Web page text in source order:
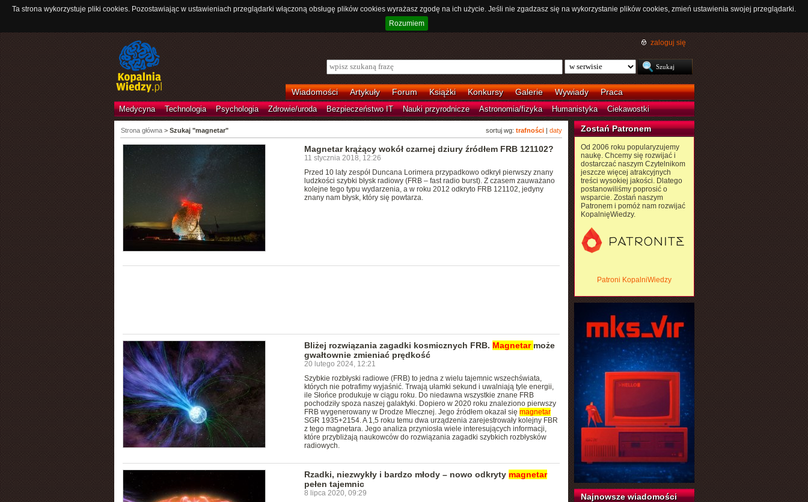
Ta strona wykorzystuje pliki cookies. Pozostawiając w ustawieniach przeglądarki włączoną obsługę plików cookies wyrażasz zgodę na ich użycie. Jeśli nie zgadzasz się na wykorzystanie plików cookies, zmień ustawienia swojej przeglądarki.
Rozumiem
zaloguj się
Wiadomości Artykuły Forum Książki Konkursy Galerie Wywiady Praca
Medycyna Technologia Psychologia Zdrowie/uroda Bezpieczeństwo IT Nauki przyrodnicze Astronomia/fizyka Humanistyka Ciekawostki
sortuj wg: trafności| daty
Strona główna> Szukaj "magnetar"
Magnetar krążący wokół czarnej dziury źródłem FRB 121102?
11 stycznia 2018, 12:26
Przed 10 laty zespół Duncana Lorimera przypadkowo odkrył pierwszy znany
ludzkości szybki błysk radiowy (FRB – fast radio burst). Z czasem zauważano
kolejne tego typu wydarzenia, a w roku 2012 odkryto FRB 121102, jedyny
znany nam błysk, który się powtarza.
Bliżej rozwiązania zagadki kosmicznych FRB. Magnetar może
gwałtownie zmieniać prędkość
20 lutego 2024, 12:21
Szybkie rozbłyski radiowe (FRB) to jedna z wielu tajemnic wszechświata,
których nie potrafimy wyjaśnić. Trwają ułamki sekund i uwalniają tyle energii,
ile Słońce produkuje w ciągu roku. Do niedawna wszystkie znane FRB
pochodziły spoza naszej galaktyki. Dopiero w 2020 roku znaleziono pierwszy
FRB wygenerowany w Drodze Mlecznej. Jego źródłem okazał się magnetar
SGR 1935+2154. A 1,5 roku temu dwa urządzenia zarejestrowały kolejny FBR
z tego magnetara. Jego analiza przyniosła wiele interesujących informacji,
które przybliżają naukowców do rozwiązania zagadki szybkich rozbłysków
radiowych.
Rzadki, niezwykły i bardzo młody – nowo odkryty magnetar
pełen tajemnic
8 lipca 2020, 09:29
Zostań Patronem
Od 2006 roku popularyzujemy
naukę. Chcemy się rozwijać i
dostarczać naszym Czytelnikom
jeszcze więcej atrakcyjnych
treści wysokiej jakości. Dlatego
postanowiliśmy poprosić o
wsparcie. Zostań naszym
Patronem i pomóż nam rozwijać
KopalnięWiedzy.
Patroni KopalniWiedzy
Najnowsze wiadomości